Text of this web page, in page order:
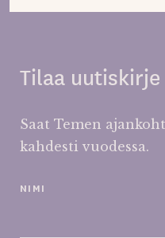
Tilaa uutiskirje
Saat Temen
kahdesti vuodessa.
NIMI